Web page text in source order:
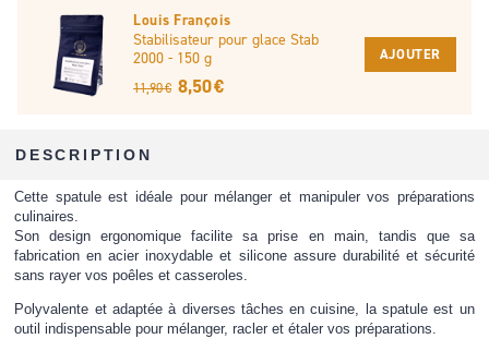
Louis François
Stabilisateur pour glace Stab
2000 - 150 g
11,90 € 8,50 €
AJOUTER
DESCRIPTION
Cette spatule est idéale pour mélanger et manipuler vos préparations
culinaires.
Son design ergonomique facilite sa prise en main, tandis que sa
fabrication en acier inoxydable et silicone assure durabilité et sécurité
sans rayer vos poêles et casseroles.
Polyvalente et adaptée à diverses tâches en cuisine, la spatule est un
outil indispensable pour mélanger, racler et étaler vos préparations.